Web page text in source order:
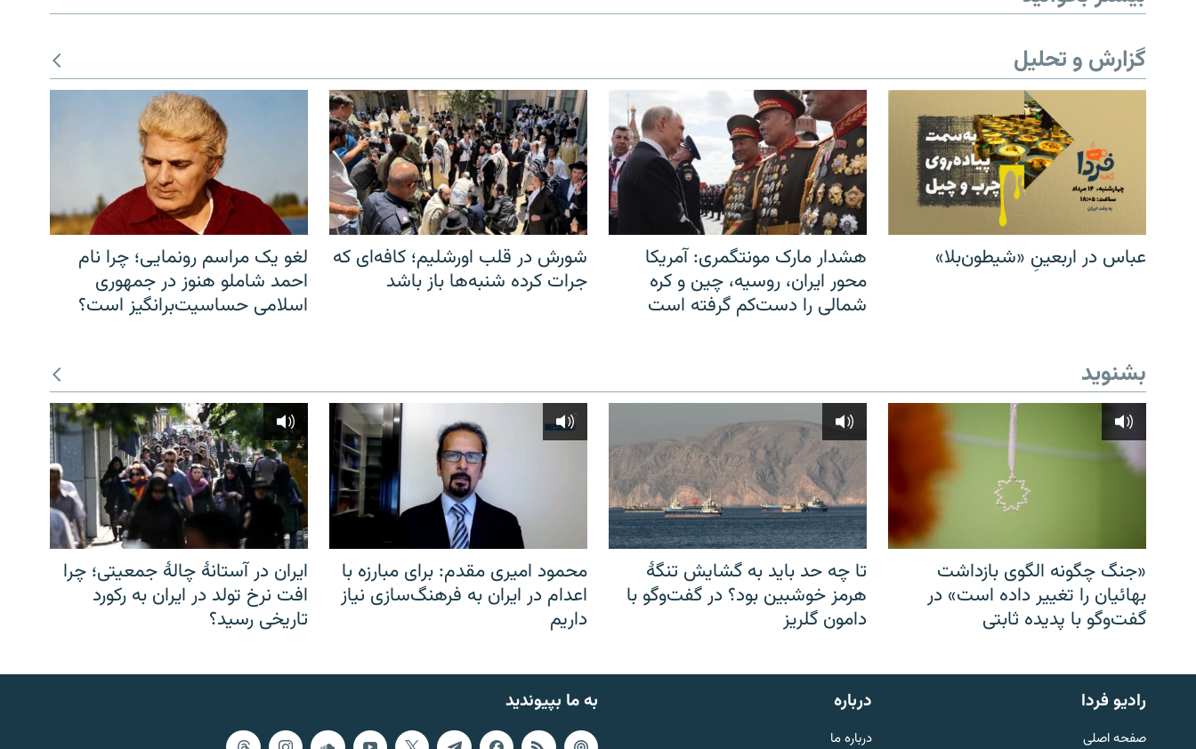
English
به ما بپیوندید
گزارش و تحلیل
عباس در اربعینِ «شیطون‌بلا»
هشدار مارک مونتگمری: آمریکا
محور ایران، روسیه، چین و کره
شمالی را دست‌کم گرفته است
شورش در قلب اورشلیم؛ کافه‌ای که
جرات کرده شنبه‌ها باز باشد
لغو یک مراسم رونمایی؛ چرا نام
احمد شاملو هنوز در جمهوری
اسلامی حساسیت‌برانگیز است؟
بشنوید
«جنگ چگونه الگوی بازداشت
بهائیان را تغییر داده است» در
گفت‌وگو با پدیده ثابتی
تا چه حد باید به گشایش تنگهٔ
هرمز خوشبین بود؟ در گفت‌وگو با
دامون گلریز
محمود امیری مقدم: برای مبارزه با
اعدام در ایران به فرهنگ‌سازی نیاز
داریم
ایران در آستانهٔ چالهٔ جمعیتی؛ چرا
افت نرخ تولد در ایران به رکورد
تاریخی رسید؟
به ما بپیوندید رادیو فردا
صفحه اصلی
درباره
درباره ما